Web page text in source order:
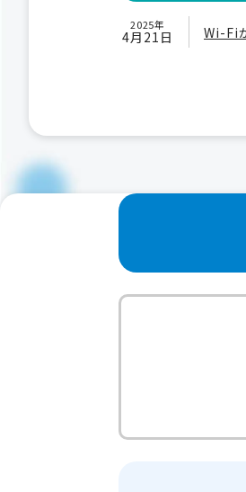
2025年
4月21日 Wi-Fi